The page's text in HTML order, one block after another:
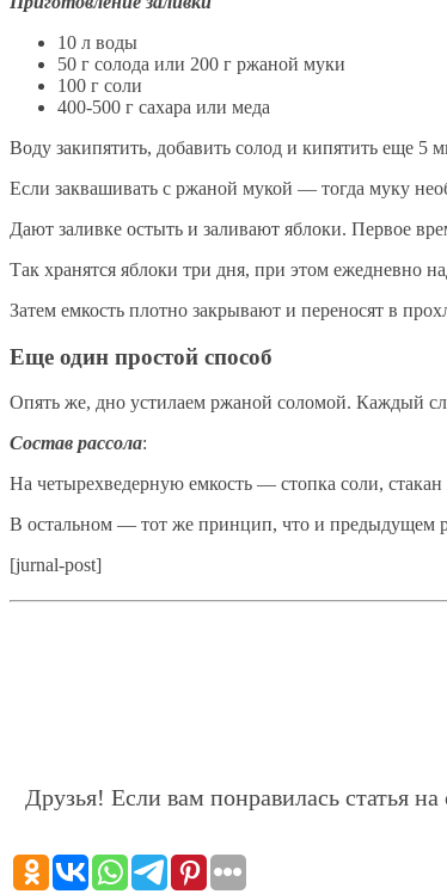
10 л воды
50 г солода или 200 г ржаной муки
100 г соли
400-500 г сахара или меда
Воду закипятить, добавить солод и кипятить еще 5
Если заквашивать с ржаной мукой — тогда муку
Дают заливке остыть и заливают яблоки. Первое
Так хранятся яблоки три дня, при этом ежедневно
Затем емкость плотно закрывают и переносят в
Еще один простой способ
Опять же, дно устилаем ржаной соломой. Каждый
Состав рассола:
На четырехведерную емкость — стопка соли, стакан
В остальном — тот же принцип, что и предыдущем
[jurnal-post]
Друзья! Если вам понравилась статья